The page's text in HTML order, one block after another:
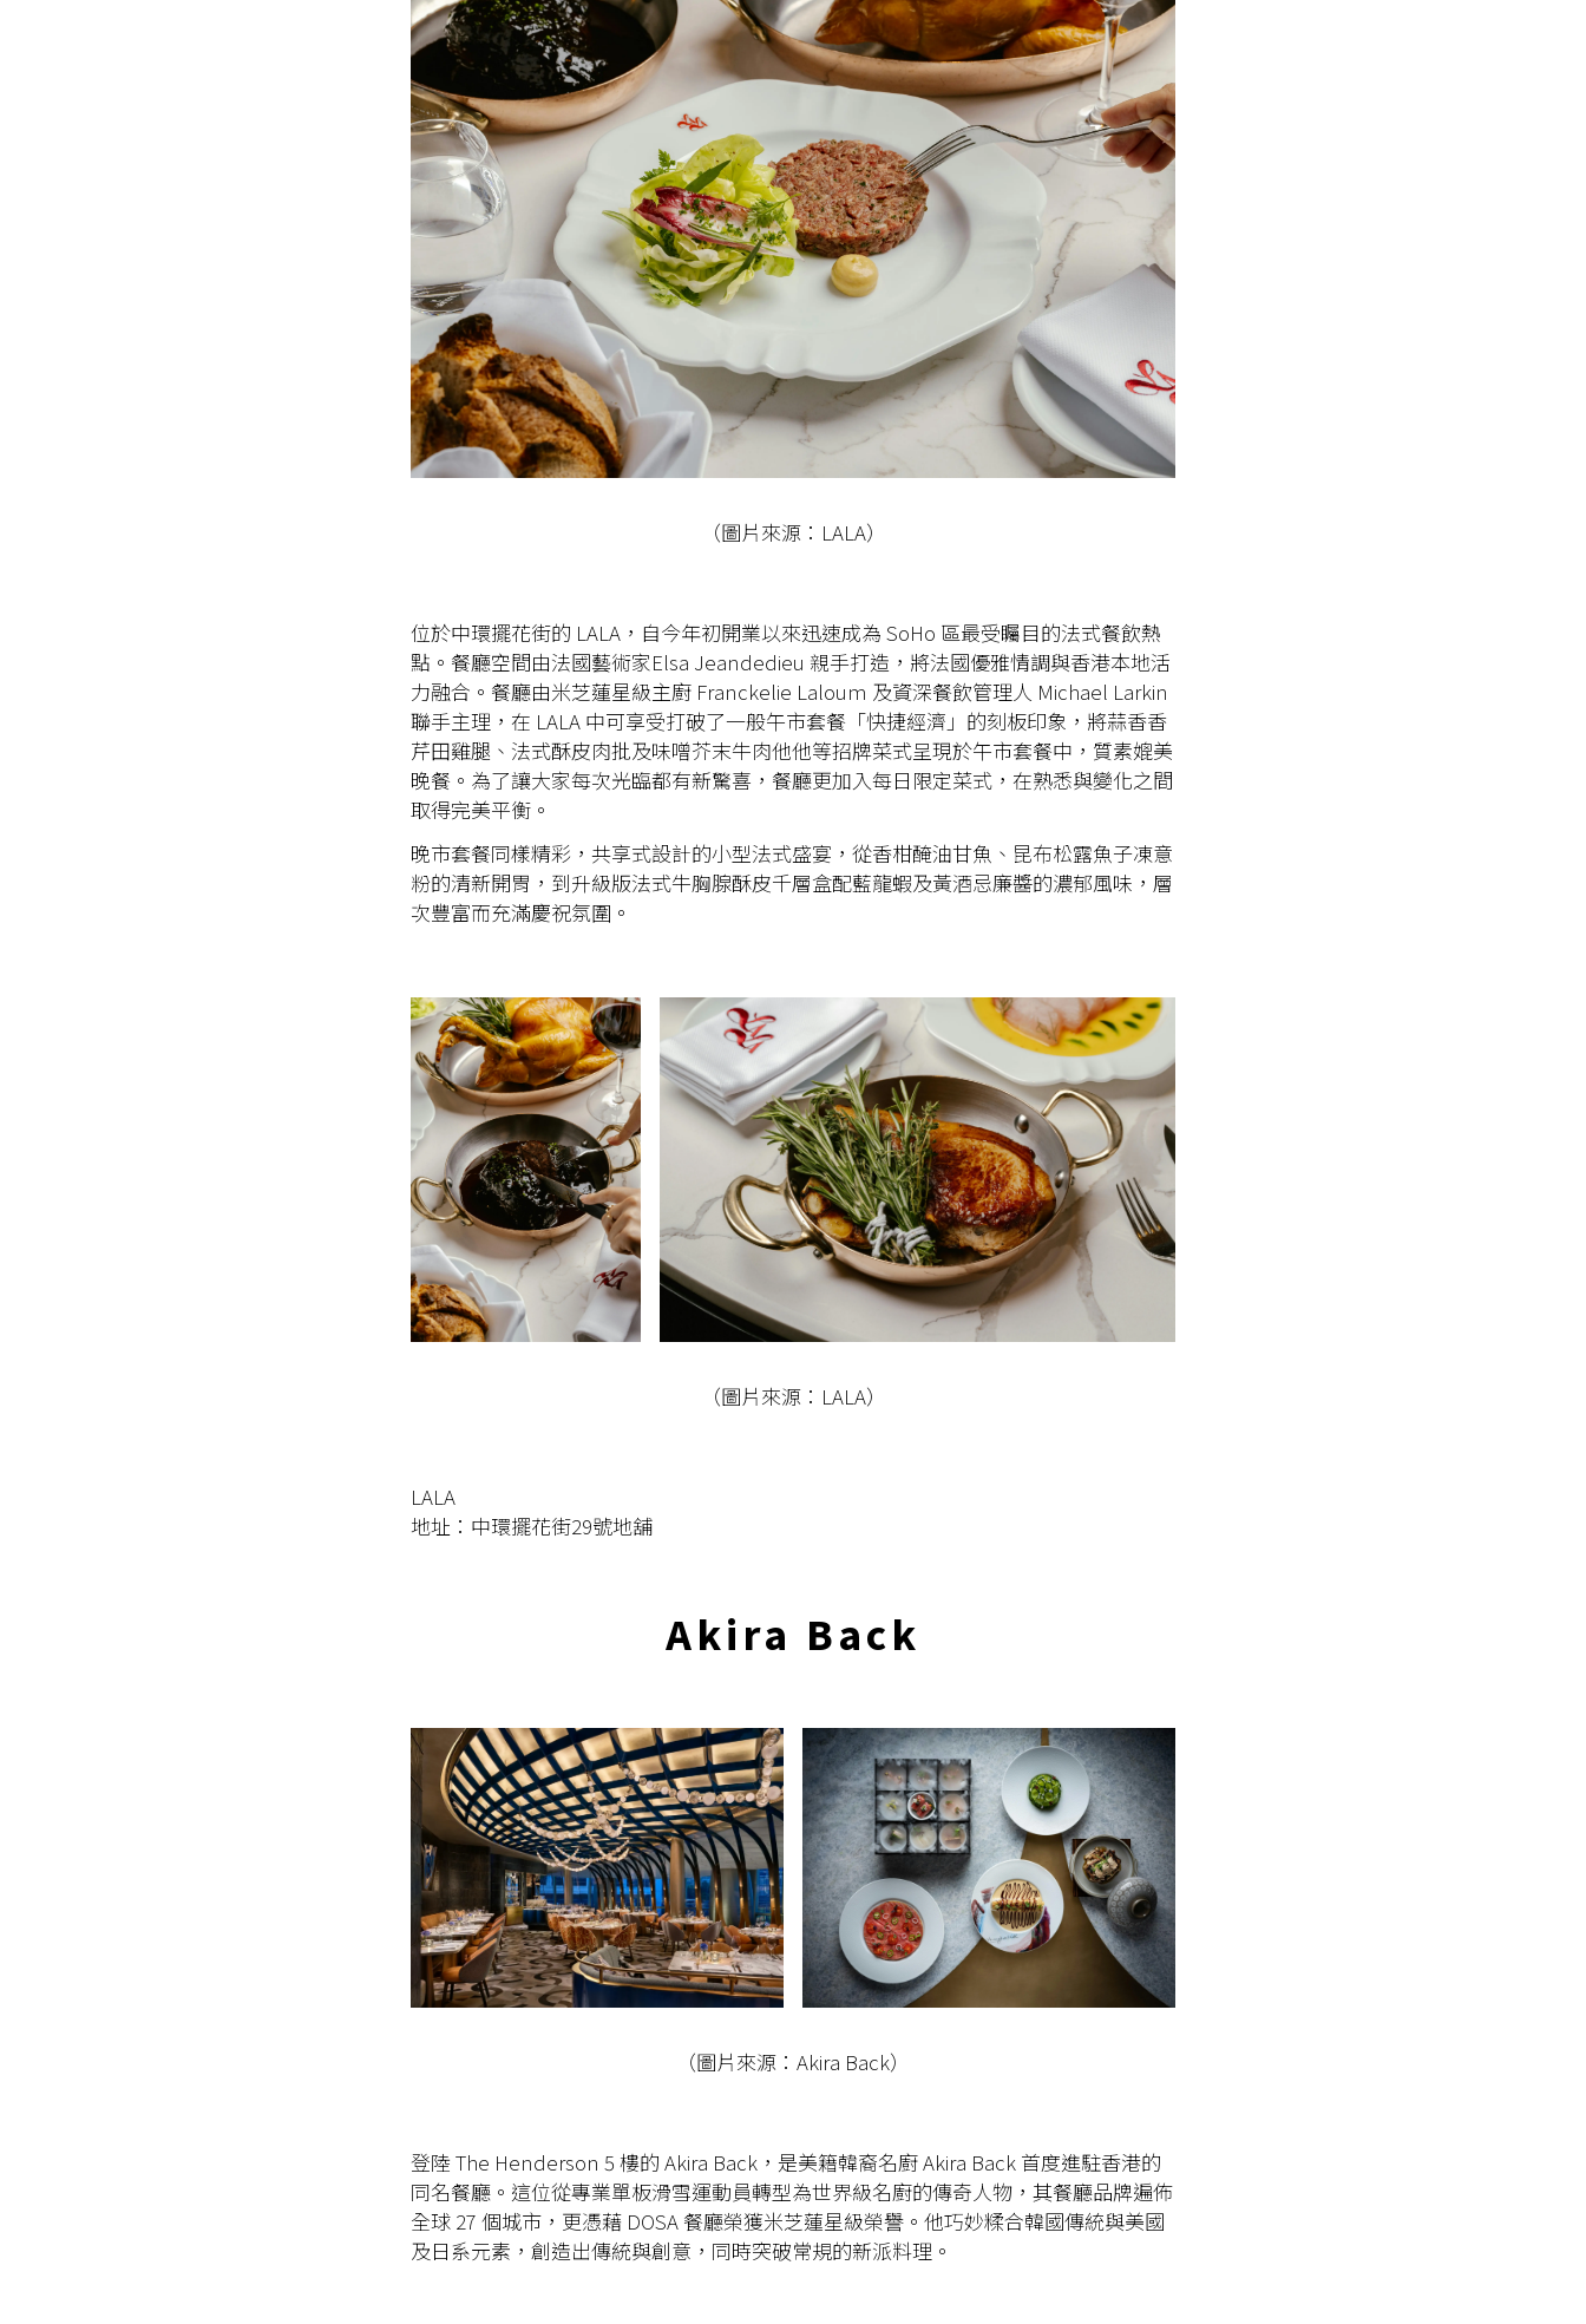
（圖片來源：LALA）
位於中環擺花街的 LALA，自今年初開業以來迅速成為 SoHo 區最受矚目的法式餐飲熱
點。餐廳空間由法國藝術家Elsa Jeandedieu 親手打造，將法國優雅情調與香港本地活
力融合。餐廳由米芝蓮星級主廚 Franckelie Laloum 及資深餐飲管理人 Michael Larkin
聯手主理，在 LALA 中可享受打破了一般午市套餐「快捷經濟」的刻板印象，將蒜香香
芹田雞腿、法式酥皮肉批及味噌芥末牛肉他他等招牌菜式呈現於午市套餐中，質素媲美
晚餐。為了讓大家每次光臨都有新驚喜，餐廳更加入每日限定菜式，在熟悉與變化之間
取得完美平衡。
晚市套餐同樣精彩，共享式設計的小型法式盛宴，從香柑醃油甘魚、昆布松露魚子凍意
粉的清新開胃，到升級版法式牛胸腺酥皮千層盒配藍龍蝦及黃酒忌廉醬的濃郁風味，層
次豐富而充滿慶祝氛圍。
（圖片來源：LALA）
LALA
地址：中環擺花街29號地舖
Akira Back
（圖片來源：Akira Back）
登陸 The Henderson 5 樓的 Akira Back，是美籍韓裔名廚 Akira Back 首度進駐香港的
同名餐廳。這位從專業單板滑雪運動員轉型為世界級名廚的傳奇人物，其餐廳品牌遍佈
全球 27 個城市，更憑藉 DOSA 餐廳榮獲米芝蓮星級榮譽。他巧妙糅合韓國傳統與美國
及日系元素，創造出傳統與創意，同時突破常規的新派料理。